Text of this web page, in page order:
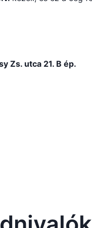
Zs. utca 21. B ép.